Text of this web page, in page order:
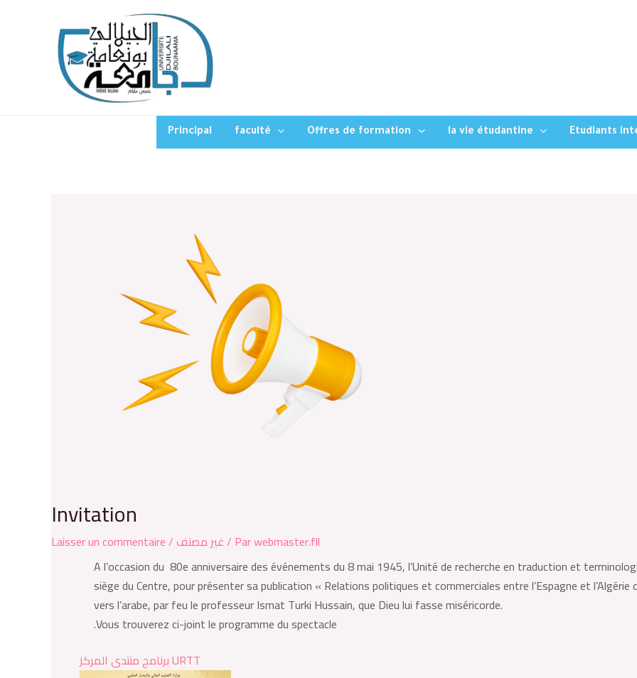
Principal faculté Offres de formation la vie étudantine Etudiants
Invitation
Laisser un commentaire/غير مصنف/ Parwebmaster.fll
A l’occasion du 80e anniversaire des événements du 8 mai 1945, l’Unité de recherche en traduction et
siège du Centre, pour présenter sa publication « Relations politiques et commerciales entre l’Espagne et
vers l’arabe, par feu le professeur Ismat Turki Hussain, que Dieu lui fasse miséricorde.
Vous trouverez ci-joint le programme du spectacle.
برنامج منتدى المركز URTT